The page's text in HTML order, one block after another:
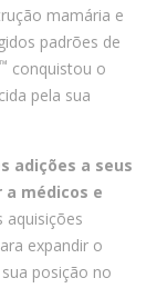
mamária e
padrões de
™ conquistou o
pela sua
adições a seus
médicos e
aquisições
expandir o
posição no